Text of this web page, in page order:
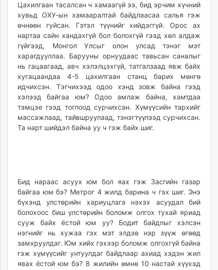
Цахилгаан тасалсан ч хамаагүй ээ, бид эрчим хүчний
хувьд ОХУ-ын хамааралтай байдлаасаа салья гэж
өчнөөн гуйсан. Гэтэл түүнийг хийдэггүй. Орос ах
нартаа сайн хандахгүй бол болохгүй гээд хөл алдаж
гүйгээд, Монгол Улсыг олон улсад тэнэг мэт
харагдууллаа. Барууны орнуудаас тавьсан саналыг
нь гацаагаад, авч хэлэлцэхгүй, татгалзаад явж байх
хугацаандаа 4-5 цахилгаан станц барих мөнгө
идчихсэн. Тэгчихээд одоо хэнд зовж байна гээд
хэлээд байгаа юм? Одоо амлаж байна, хамтдаа
тэмцэе гээд тоглоод сурчихсан. Хүмүүсийн тархийг
массажлаад, тайвшруулаад, тэнэгтүүлээд сурчихсан.
Та нарт шийдэл байна уу ч гэж байх шиг.
Бид нараас асуух юм бол яах гэж Засгийн газар
байгаа юм бэ? Метрог 4 жилд барина ч гэх шиг. Энэ
бүхэнд улстөрийн хариуцлага нэхэх асуудал бий
болохоос биш улстөрийн боломж олгох тухай яриад
сууж байх ёстой юм уу? Бодит байдлыг хэлсэн
нэгнийг нь хужаа гэх мэт элдэв нэр зүүж өгөөд
замхруулдаг. Юм хийх гэхээр боломж олгохгүй байна
гэж хүмүүсийг унтуулдаг байдлаар ахиад хэдэн жил
явах ёстой юм бэ? 8 жилийн өмнө 10 настай хүүхэд